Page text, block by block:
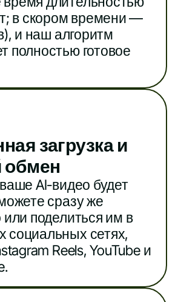
в скором времени —
и наш алгоритм
полностью готовое
загрузка и
обмен
AI-видео будет
сразу же
или поделиться им в
социальных сетях,
Reels, YouTube и